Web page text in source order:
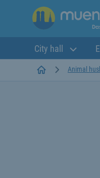
City hall
StartseiteAnimal